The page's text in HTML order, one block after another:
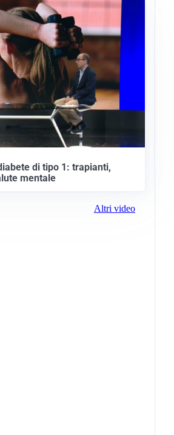
di tipo 1: trapianti,
mentale
Altri video